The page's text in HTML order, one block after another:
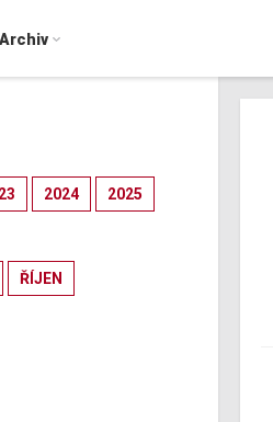
Archiv
2024 2025
ŘÍJEN